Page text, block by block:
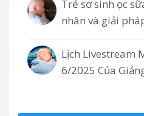
Trẻ sơ sinh ọc
nhân và giải
Lịch Livestream
6/2025 Của